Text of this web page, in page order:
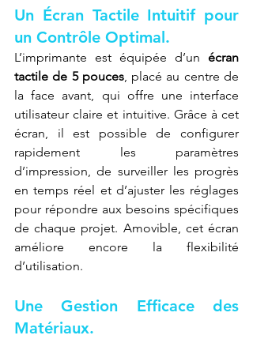
Un Écran Tactile Intuitif pour
un Contrôle Optimal.
L’imprimante est équipée d’un écran
tactile de 5 pouces, placé au centre de
la face avant, qui offre une interface
utilisateur claire et intuitive. Grâce à cet
écran, il est possible de configurer
rapidement les paramètres
d’impression, de surveiller les progrès
en temps réel et d’ajuster les réglages
pour répondre aux besoins spécifiques
de chaque projet. Amovible, cet écran
améliore encore la flexibilité
d’utilisation.
Une Gestion Efficace des
Matériaux.